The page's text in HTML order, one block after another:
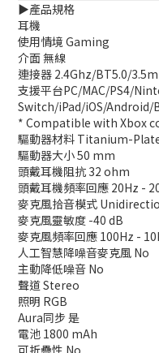
▶️產品規格
耳機
使用情境 Gaming
介面 無線
連接器 2.4Ghz/BT5.0/
支援平台PC/MAC/PS4/
Switch/iPad/iOS/
* Compatible with Xbox
驅動器材料 Titanium-
驅動器大小 50 mm
頭戴耳機阻抗 32 ohm
頭戴耳機頻率回應 20Hz -
麥克風拾音模式
麥克風靈敏度 -40 dB
麥克風頻率回應 100Hz -
人工智慧降噪音麥克風 No
主動降低噪音 No
聲道 Stereo
照明 RGB
Aura同步 是
電池 1800 mAh